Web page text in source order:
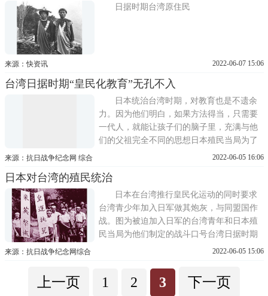
不攻自破了。残酷镇压1895年，清政府在中
日据时期台湾原住民
来源：快资讯 2022-06-07 15:06
台湾日据时期“皇民化教育”无孔不入
日本统治台湾时期，对教育也是不遗余
力。因为他们明白，如果方法得当，只需要
一代人，就能让孩子们的脑子里，充满与他
们的父祖完全不同的思想日本殖民当局为了
同化台湾山地少数民族，将蕃童(日本人称台
区。图为率芒蕃人公学校教师和学生。该校
位于屏东县春日乡，成立于 1907 年蕃社教师
和学生 他们
来源：抗日战争纪念网 综合 2022-06-05 16:06
日本对台湾的殖民统治
日本在台湾推行皇民化运动的同时要求
台湾青少年加入日军做其炮灰，与同盟国作
战。图为被迫加入日军的台湾青年和日本殖
民当局为他们制定的战斗口号台湾日据时期
为1895年至1945年之间台湾由日本帝国统治
统治时期或是日本殖民统治时期。台湾日据
时期充满日本帝国主义殖民政策导向及活动
来源：抗日战争纪念网综合 2022-06-05 15:06
上一页 1 2 3 下一页